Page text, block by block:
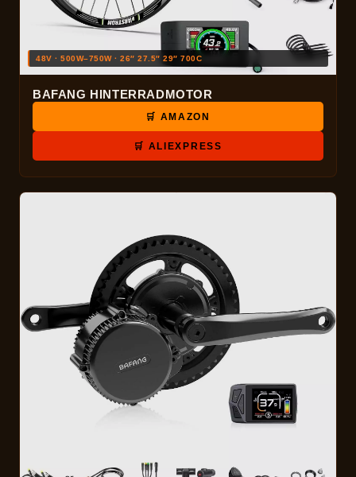
48V · 500W–750W · 26″ 27.5″ 29″ 700C
BAFANG HINTERRADMOTOR
🛒 AMAZON
🛒 ALIEXPRESS